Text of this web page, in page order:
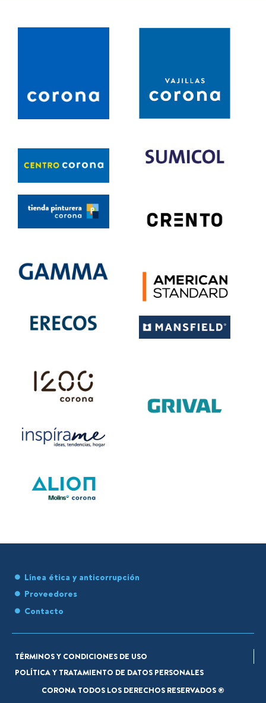
Línea ética y anticorrupción
Proveedores
Contacto
TÉRMINOS Y CONDICIONES DE USO
POLÍTICA Y TRATAMIENTO DE DATOS PERSONALES
CORONA TODOS LOS DERECHOS RESERVADOS ®